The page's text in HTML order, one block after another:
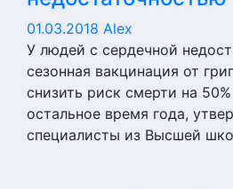
01.03.2018 Alex
У людей с сердечной
сезонная вакцинация от
снизить риск смерти на
остальное время года,
специалисты из Высшей